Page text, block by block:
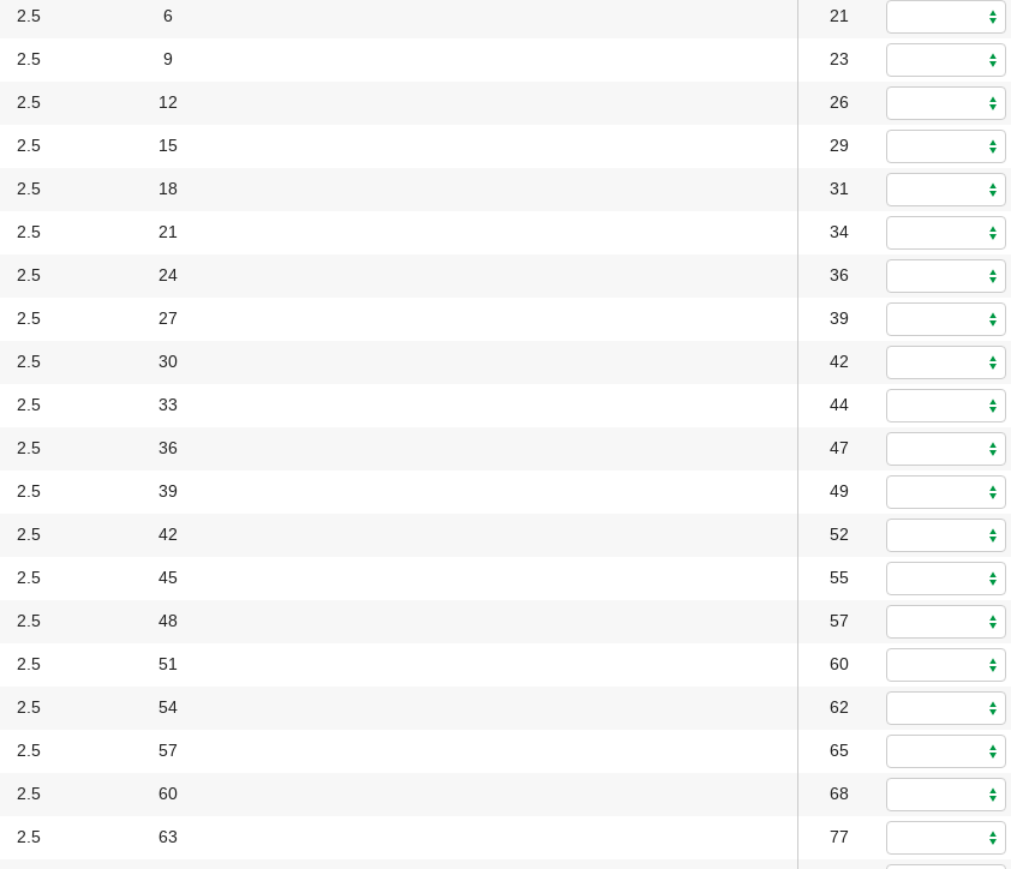
2.5 6 21
2.5 9 23
2.5 12 26
2.5 15 29
2.5 18 31
2.5 21 34
2.5 24 36
2.5 27 39
2.5 30 42
2.5 33 44
2.5 36 47
2.5 39 49
2.5 42 52
2.5 45 55
2.5 48 57
2.5 51 60
2.5 54 62
2.5 57 65
2.5 60 68
2.5 63 77